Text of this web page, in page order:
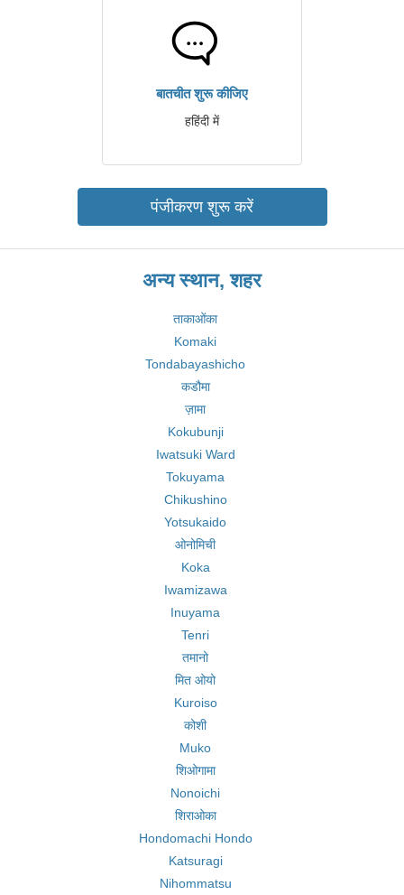
बातचीत शुरू कीजिए
हहिंदी में
पंजीकरण शुरू करें
अन्य स्थान, शहर
ताकाओंका
Komaki
Tondabayashicho
कडौमा
ज़ामा
Kokubunji
Iwatsuki Ward
Tokuyama
Chikushino
Yotsukaido
ओनोमिची
Koka
Iwamizawa
Inuyama
Tenri
तमानो
मित ओयो
Kuroiso
कोशी
Muko
शिओगामा
Nonoichi
शिराओका
Hondomachi Hondo
Katsuragi
Nihommatsu